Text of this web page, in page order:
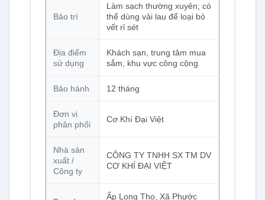
Bảo trì
Làm sạch thường xuyên; có
thể dùng vải lau để loại bỏ
vết rỉ sét
Địa điểm
sử dụng
Khách sạn, trung tâm mua
sắm, khu vực công cộng
Bảo hành 12 tháng
Đơn vị
phân phối
Cơ Khí Đại Việt
Nhà sản
xuất /
Công ty
CÔNG TY TNHH SX TM DV
CƠ KHÍ ĐẠI VIỆT
Ấp Long Thọ, Xã Phước